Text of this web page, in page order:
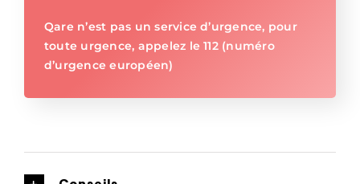
Qare n’est pas un service d’urgence, pour
toute urgence, appelez le 112 (numéro
d’urgence européen)